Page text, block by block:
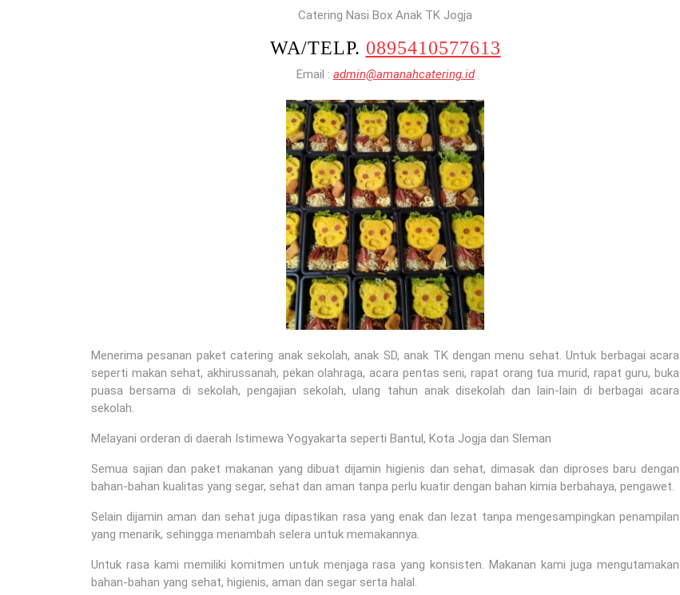
Catering Nasi Box Anak TK Jogja
WA/TELP. 0895410577613
Email : admin@amanahcatering.id
Menerima pesanan paket catering anak sekolah, anak SD, anak TK dengan menu sehat. Untuk berbagai acara
seperti makan sehat, akhirussanah, pekan olahraga, acara pentas seni, rapat orang tua murid, rapat guru, buka
puasa bersama di sekolah, pengajian sekolah, ulang tahun anak disekolah dan lain-lain di berbagai acara
sekolah.
Melayani orderan di daerah Istimewa Yogyakarta seperti Bantul, Kota Jogja dan Sleman
Semua sajian dan paket makanan yang dibuat dijamin higienis dan sehat, dimasak dan diproses baru dengan
bahan-bahan kualitas yang segar, sehat dan aman tanpa perlu kuatir dengan bahan kimia berbahaya, pengawet.
Selain dijamin aman dan sehat juga dipastikan rasa yang enak dan lezat tanpa mengesampingkan penampilan
yang menarik, sehingga menambah selera untuk memakannya.
Untuk rasa kami memiliki komitmen untuk menjaga rasa yang konsisten. Makanan kami juga mengutamakan
bahan-bahan yang sehat, higienis, aman dan segar serta halal.